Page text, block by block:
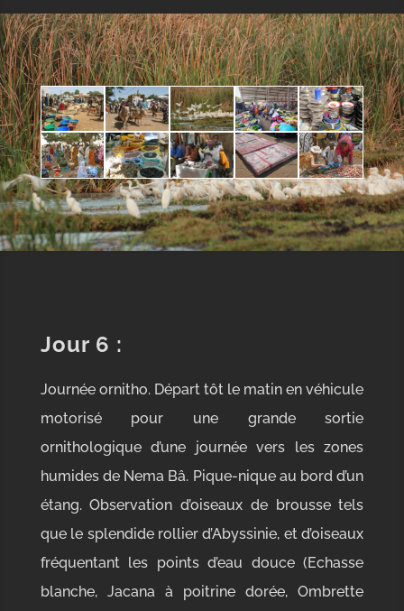
Jour 6 :
Journée ornitho. Départ tôt le matin en véhicule
motorisé pour une grande sortie
ornithologique d’une journée vers les zones
humides de Nema Bâ. Pique-nique au bord d’un
étang. Observation d’oiseaux de brousse tels
que le splendide rollier d’Abyssinie, et d’oiseaux
fréquentant les points d’eau douce (Echasse
blanche, Jacana à poitrine dorée, Ombrette